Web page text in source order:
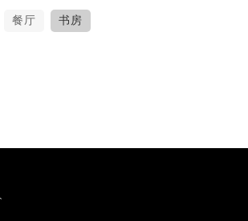
餐厅 书房